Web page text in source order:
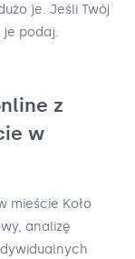
je. Jeśli Twój
je podaj.
z
w
mieście Koło
analizę